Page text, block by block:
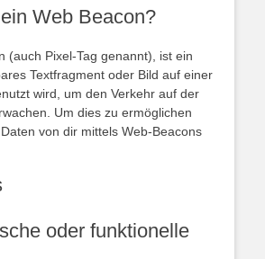
Web Beacon?
(auch Pixel-Tag genannt), ist ein
Textfragment oder Bild auf einer
wird, um den Verkehr auf der
Um dies zu ermöglichen
von dir mittels Web-Beacons
oder funktionelle